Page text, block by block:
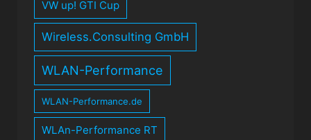
VW up! GTI Cup
Wireless.Consulting GmbH
WLAN-Performance
WLAN-Performance.de
WLAn-Performance RT